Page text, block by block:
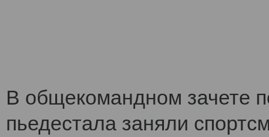
В общекомандном зачете
пьедестала заняли